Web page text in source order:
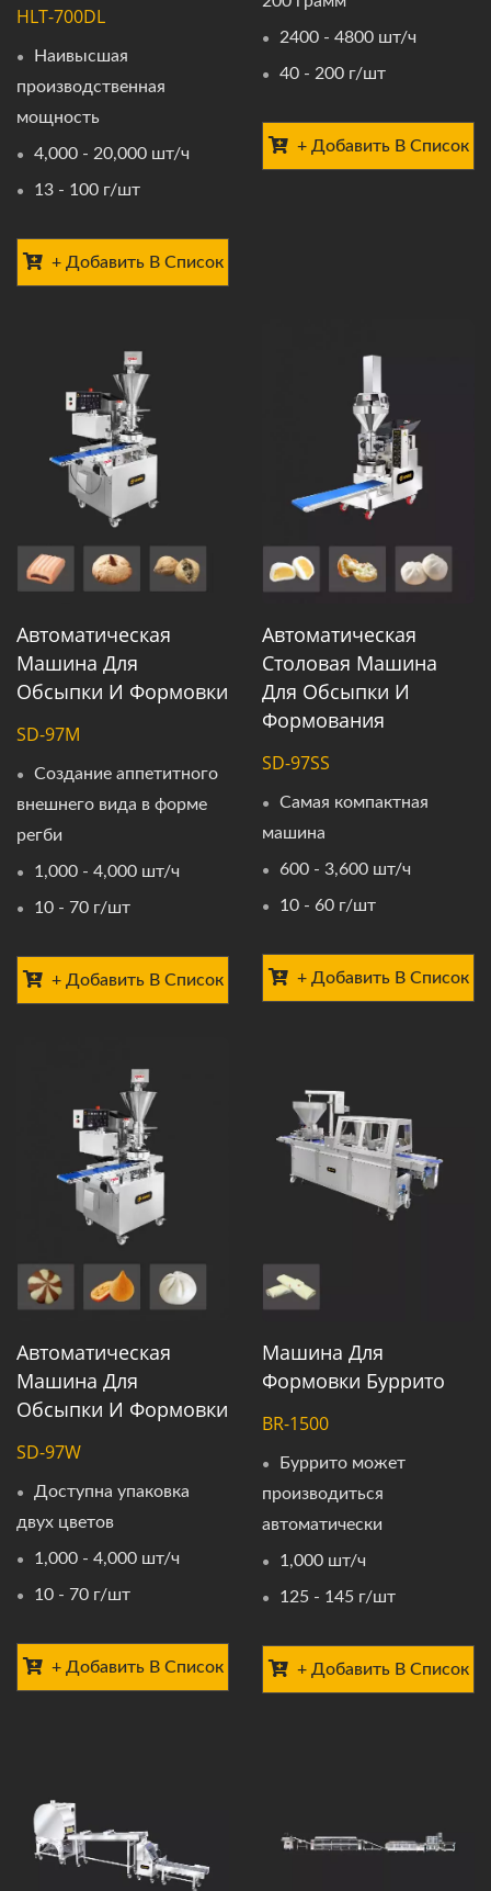
HLT-700DL
Наивысшая
производственная
мощность
4,000 - 20,000 шт/ч
13 - 100 г/шт
+ Добавить В Список
2400 - 4800 шт/ч
40 - 200 г/шт
+ Добавить В Список
Автоматическая
Машина Для
Обсыпки И Формовки
SD-97M
Создание аппетитного
внешнего вида в форме
регби
1,000 - 4,000 шт/ч
10 - 70 г/шт
+ Добавить В Список
Автоматическая
Столовая Машина
Для Обсыпки И
Формования
SD-97SS
Самая компактная
машина
600 - 3,600 шт/ч
10 - 60 г/шт
+ Добавить В Список
Автоматическая
Машина Для
Обсыпки И Формовки
SD-97W
Доступна упаковка
двух цветов
1,000 - 4,000 шт/ч
10 - 70 г/шт
+ Добавить В Список
Машина Для
Формовки Буррито
BR-1500
Буррито может
производиться
автоматически
1,000 шт/ч
125 - 145 г/шт
+ Добавить В Список